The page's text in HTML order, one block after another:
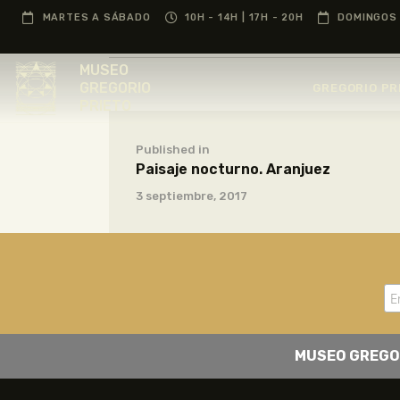
MARTES A SÁBADO 10H - 14H | 17H - 20H
MUSEO
Published in
Paisaje nocturno. Aranjuez
3 septiembre, 2017
MUSEO